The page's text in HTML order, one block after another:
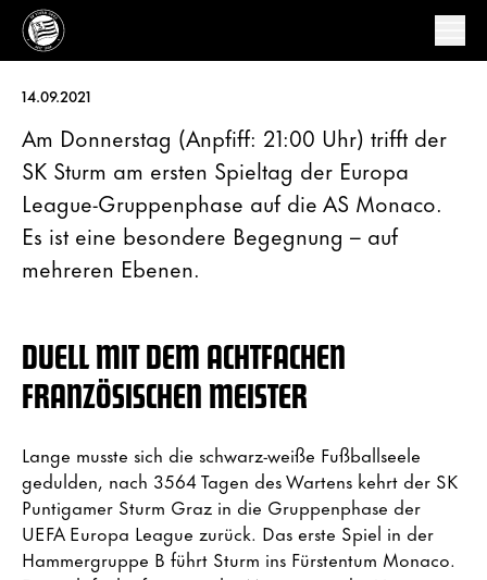
14.09.2021
Am Donnerstag (Anpfiff: 21:00 Uhr) trifft der
SK Sturm am ersten Spieltag der Europa
League-Gruppenphase auf die AS Monaco.
Es ist eine besondere Begegnung – auf
mehreren Ebenen.
DUELL MIT DEM ACHTFACHEN
FRANZÖSISCHEN MEISTER
Lange musste sich die schwarz-weiße Fußballseele
gedulden, nach 3564 Tagen des Wartens kehrt der SK
Puntigamer Sturm Graz in die Gruppenphase der
UEFA Europa League zurück. Das erste Spiel in der
Hammergruppe B führt Sturm ins Fürstentum Monaco.